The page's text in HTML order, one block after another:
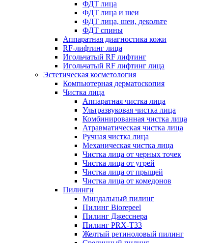
ФДТ лица
ФДТ лица и шеи
ФДТ лица, шеи, декольте
ФДТ спины
Аппаратная диагностика кожи
RF-лифтинг лица
Игольчатый RF лифтинг
Игольчатый RF лифтинг лица
Эстетическая косметология
Компьютерная дерматоскопия
Чистка лица
Аппаратная чистка лица
Ультразвуковая чистка лица
Комбинированная чистка лица
Атравматическая чистка лица
Ручная чистка лица
Механическая чистка лица
Чистка лица от черных точек
Чистка лица от угрей
Чистка лица от прыщей
Чистка лица от комедонов
Пилинги
Миндальный пилинг
Пилинг Biorepeel
Пилинг Джесснера
Пилинг PRX-T33
Желтый ретиноловый пилинг